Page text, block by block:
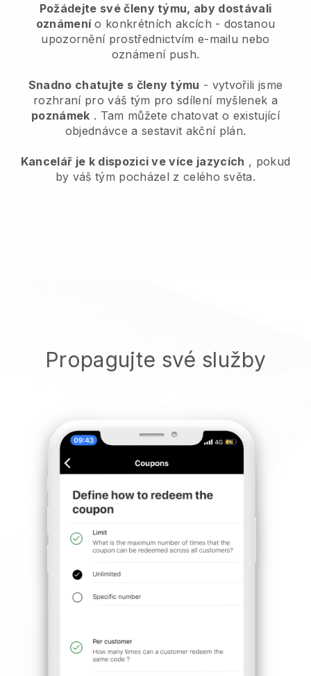
Požádejte své členy týmu, aby dostávali
oznámenío konkrétních akcích - dostanou
upozornění prostřednictvím e-mailu nebo
oznámení push.
Snadno chatujte s členy týmu - vytvořili jsme
rozhraní pro váš tým pro sdílení myšlenek a
poznámek . Tam můžete chatovat o existující
objednávce a sestavit akční plán.
Kancelář je k dispozici ve více jazycích , pokud
by váš tým pocházel z celého světa.
Propagujte své služby